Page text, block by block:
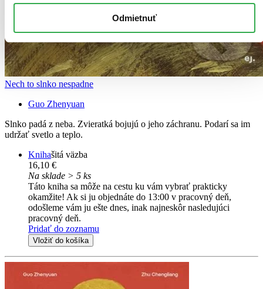
Odmietnuť
Nech to slnko nespadne
Guo Zhenyuan
Slnko padá z neba. Zvieratká bojujú o jeho záchranu. Podarí sa im
udržať svetlo a teplo.
Knihašitá väzba
16,10 €
Na sklade > 5 ks
Táto kniha sa môže na cestu ku vám vybrať prakticky
okamžite! Ak si ju objednáte do 13:00 v pracovný deň,
odošleme vám ju ešte dnes, inak najneskôr nasledujúci
pracovný deň.
Pridať do zoznamu
Vložiť do košíka